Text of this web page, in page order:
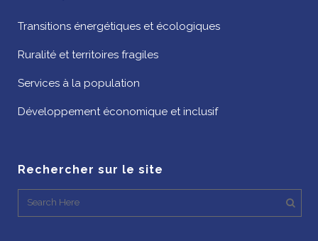
Transitions énergétiques et écologiques
Ruralité et territoires fragiles
Services à la population
Développement économique et inclusif
Rechercher sur le site